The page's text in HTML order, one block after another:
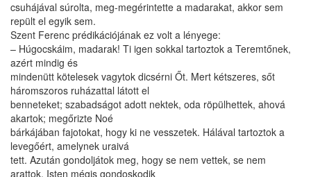
csuhájával súrolta, meg-megérintette a madarakat, akkor sem
repült el egyik sem.
Szent Ferenc prédikációjának ez volt a lényege:
– Húgocskáim, madarak! Ti igen sokkal tartoztok a Teremtőnek,
azért mindig és
mindenütt kötelesek vagytok dicsérni Őt. Mert kétszeres, sőt
háromszoros ruházattal látott el
benneteket; szabadságot adott nektek, oda röpülhettek, ahová
akartok; megőrizte Noé
bárkájában fajotokat, hogy ki ne vesszetek. Hálával tartoztok a
levegőért, amelynek uraivá
tett. Azután gondoljátok meg, hogy se nem vettek, se nem
arattok, Isten mégis gondoskodik